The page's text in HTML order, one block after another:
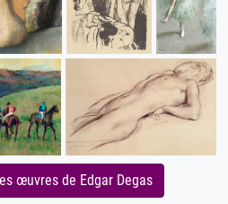
œuvres de Edgar Degas